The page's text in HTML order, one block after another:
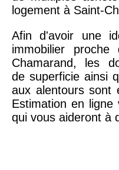
logement à Saint-
Afin d'avoir une
immobilier
Chamarand, les
de superficie ainsi
aux alentours sont
Estimation en
qui vous aideront à